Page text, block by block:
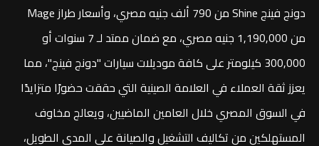
دونج فينج Shine من 790 ألف جنيه مصري، وأسعار طراز Mage
من 1,190,000 جنيه مصري، مع ضمان ممتد لـ 7 سنوات أو
300,000 كيلومتر على كافة موديلات سيارات "دونج فينج"، مما
يعزز ثقة العملاء في العلامة الصينية التي حققت حضورًا متزايدًا
في السوق المصري خلال العامين الماضيين، ويعالج مخاوف
المستهلكين من تكاليف التشغيل والصيانة على المدى الطويل،